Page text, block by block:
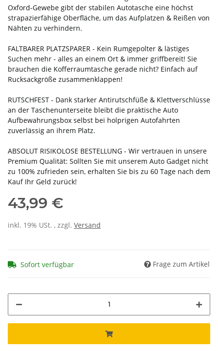
Oxford-Gewebe gibt der stabilen Autotasche eine höchst
strapazierfähige Oberfläche, um das Aufplatzen & Reißen von
Nähten zu verhindern.
FALTBARER PLATZSPARER - Kein Rumgepolter & lästiges
Suchen mehr - alles an einem Ort & immer griffbereit! Sie
brauchen die Kofferraumtasche gerade nicht? Einfach auf
Rucksackgröße zusammenklappen!
RUTSCHFEST - Dank starker Antirutschfüße & Klettverschlüsse
an der Taschenunterseite bleibt die praktische Auto
Aufbewahrungsbox selbst bei holprigen Autofahrten
zuverlässig an ihrem Platz.
ABSOLUT RISIKOLOSE BESTELLUNG - Wir vertrauen in unsere
Premium Qualität: Sollten Sie mit unserem Auto Gadget nicht
zu 100% zufrieden sein, erhalten Sie bis zu 60 Tage nach dem
Kauf Ihr Geld zurück!
43,99 €
inkl. 19% USt. , zzgl. Versand
Sofort verfügbar Frage zum Artikel